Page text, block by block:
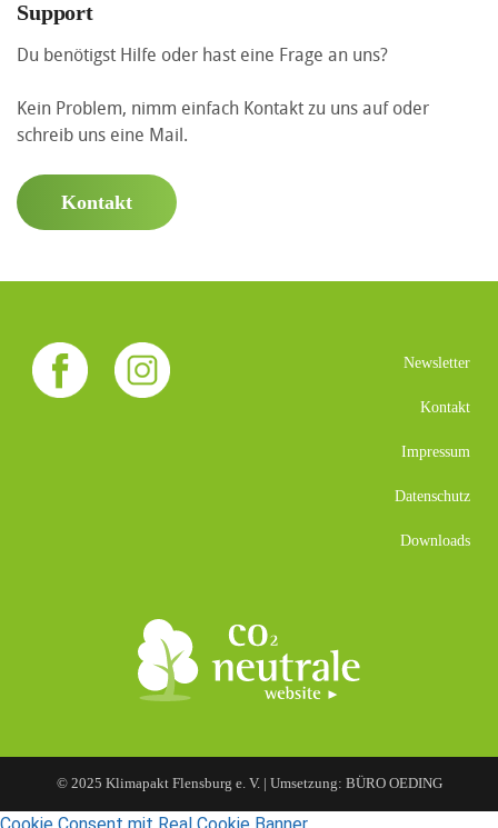
Support
Du benötigst Hilfe oder hast eine Frage an uns?
Kein Problem, nimm einfach Kontakt zu uns auf oder
schreib uns eine Mail.
Kontakt
Newsletter
Kontakt
Impressum
Datenschutz
Downloads
© 2025 Klimapakt Flensburg e. V. | Umsetzung: BÜRO OEDING